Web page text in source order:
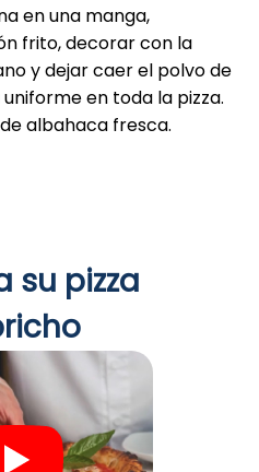
en una manga,
frito, decorar con la
y dejar caer el polvo de
en toda la pizza.
albahaca fresca.
su pizza